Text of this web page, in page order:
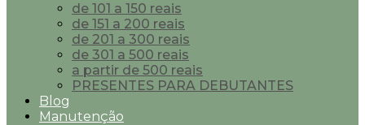
de 101 a 150 reais
de 151 a 200 reais
de 201 a 300 reais
de 301 a 500 reais
a partir de 500 reais
PRESENTES PARA DEBUTANTES
Blog
Manutenção